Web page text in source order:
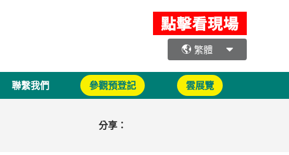
繁體
聯繫我們 參觀預登記 雲展覽
分享：